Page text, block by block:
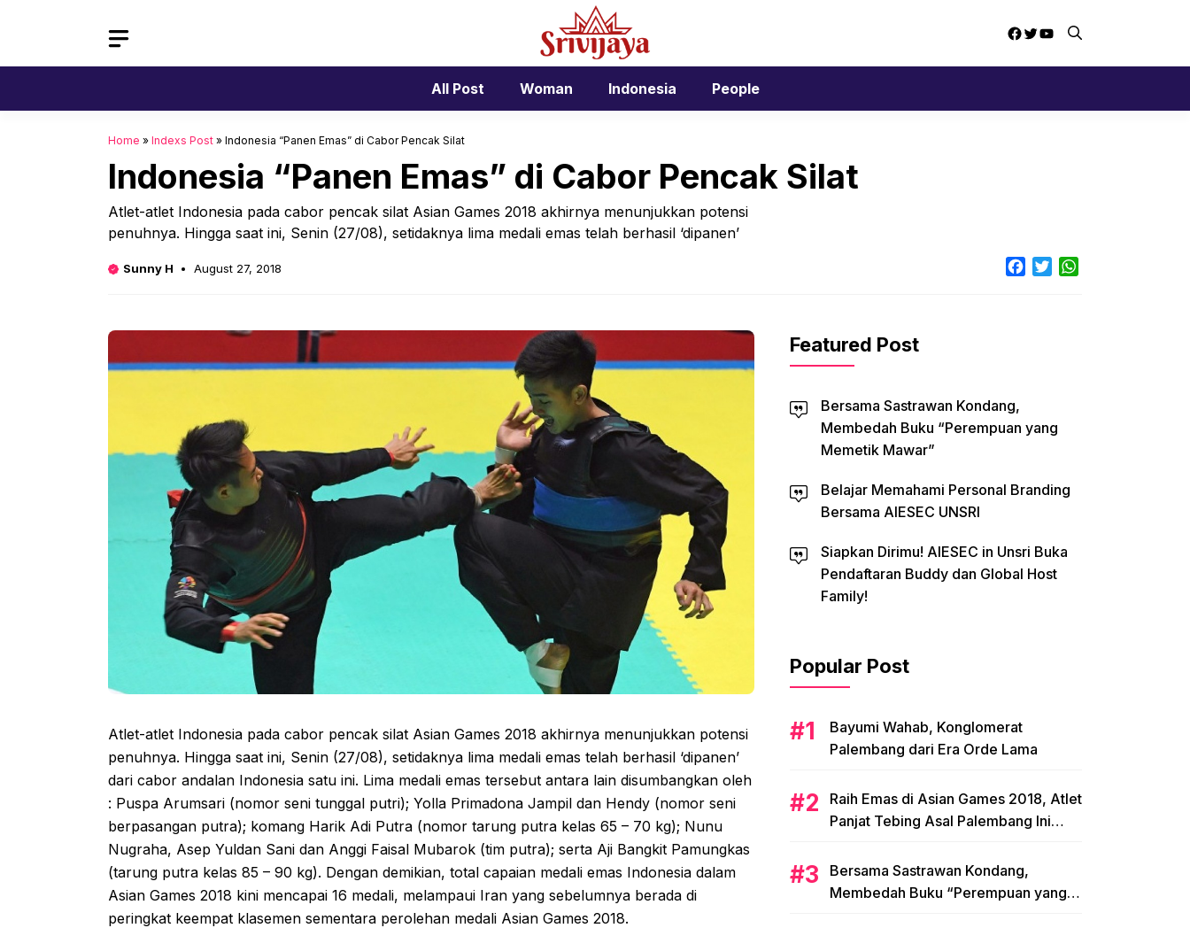
Facebook
Twitter
YouTube
All Post Woman Indonesia People
Home » Indexs Post » Indonesia “Panen Emas” di Cabor Pencak Silat
Indonesia “Panen Emas” di Cabor Pencak Silat
Atlet-atlet Indonesia pada cabor pencak silat Asian Games 2018 akhirnya menunjukkan potensi
penuhnya. Hingga saat ini, Senin (27/08), setidaknya lima medali emas telah berhasil ‘dipanen’
Sunny H August 27, 2018 Facebook
Twitter
Atlet-atlet Indonesia pada cabor pencak silat Asian Games 2018 akhirnya menunjukkan potensi
penuhnya. Hingga saat ini, Senin (27/08), setidaknya lima medali emas telah berhasil ‘dipanen’
dari cabor andalan Indonesia satu ini. Lima medali emas tersebut antara lain disumbangkan oleh
: Puspa Arumsari (nomor seni tunggal putri); Yolla Primadona Jampil dan Hendy (nomor seni
berpasangan putra); komang Harik Adi Putra (nomor tarung putra kelas 65 – 70 kg); Nunu
Nugraha, Asep Yuldan Sani dan Anggi Faisal Mubarok (tim putra); serta Aji Bangkit Pamungkas
(tarung putra kelas 85 – 90 kg). Dengan demikian, total capaian medali emas Indonesia dalam
Asian Games 2018 kini mencapai 16 medali, melampaui Iran yang sebelumnya berada di
peringkat keempat klasemen sementara perolehan medali Asian Games 2018.
Featured Post
Bersama Sastrawan Kondang,
Membedah Buku “Perempuan yang
Memetik Mawar”
Belajar Memahami Personal Branding
Bersama AIESEC UNSRI
Siapkan Dirimu! AIESEC in Unsri Buka
Pendaftaran Buddy dan Global Host
Family!
Popular Post
Bayumi Wahab, Konglomerat
Palembang dari Era Orde Lama
Raih Emas di Asian Games 2018, Atlet
Panjat Tebing Asal Palembang Ini
Bersama Sastrawan Kondang,
Membedah Buku “Perempuan yang